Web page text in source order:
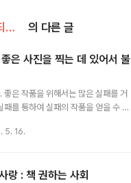
行間/인간이 되기 위한 인문 의 다른 글
은 사진을 찍는 데 있어서 불
좋은 작품을 위해서는 많은 실패를 거
패를 통하여 실패의 작품을 얻을 수 있
이다. 좋은 사진을 얻기 위해서는 피
려주려는 것이 아닙니다. "앞으로도
5. 16.
랑 : 책 권하는 사회